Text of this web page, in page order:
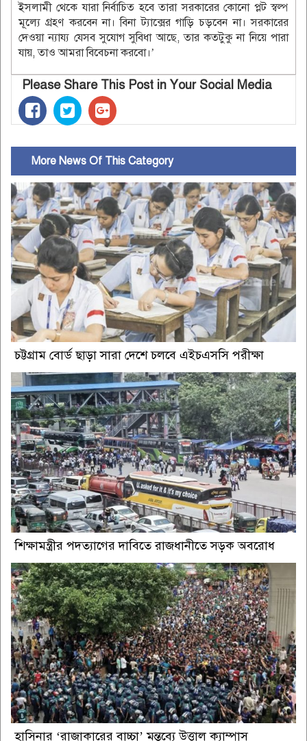
ইসলামী থেকে যারা নির্বাচিত হবে তারা সরকারের কোনো প্লট স্বল্প
মূল্যে গ্রহণ করবেন না। বিনা ট্যাক্সের গাড়ি চড়বেন না। সরকারের
দেওয়া ন্যায্য যেসব সুযোগ সুবিধা আছে, তার কতটুকু না নিয়ে পারা
যায়, তাও আমরা বিবেচনা করবো।’
Please Share This Post in Your Social Media
More News Of This Category
চট্টগ্রাম বোর্ড ছাড়া সারা দেশে চলবে এইচএসসি পরীক্ষা
শিক্ষামন্ত্রীর পদত্যাগের দাবিতে রাজধানীতে সড়ক অবরোধ
হাসিনার ‘রাজাকারের বাচ্চা’ মন্তব্যে উত্তাল ক্যাম্পাস